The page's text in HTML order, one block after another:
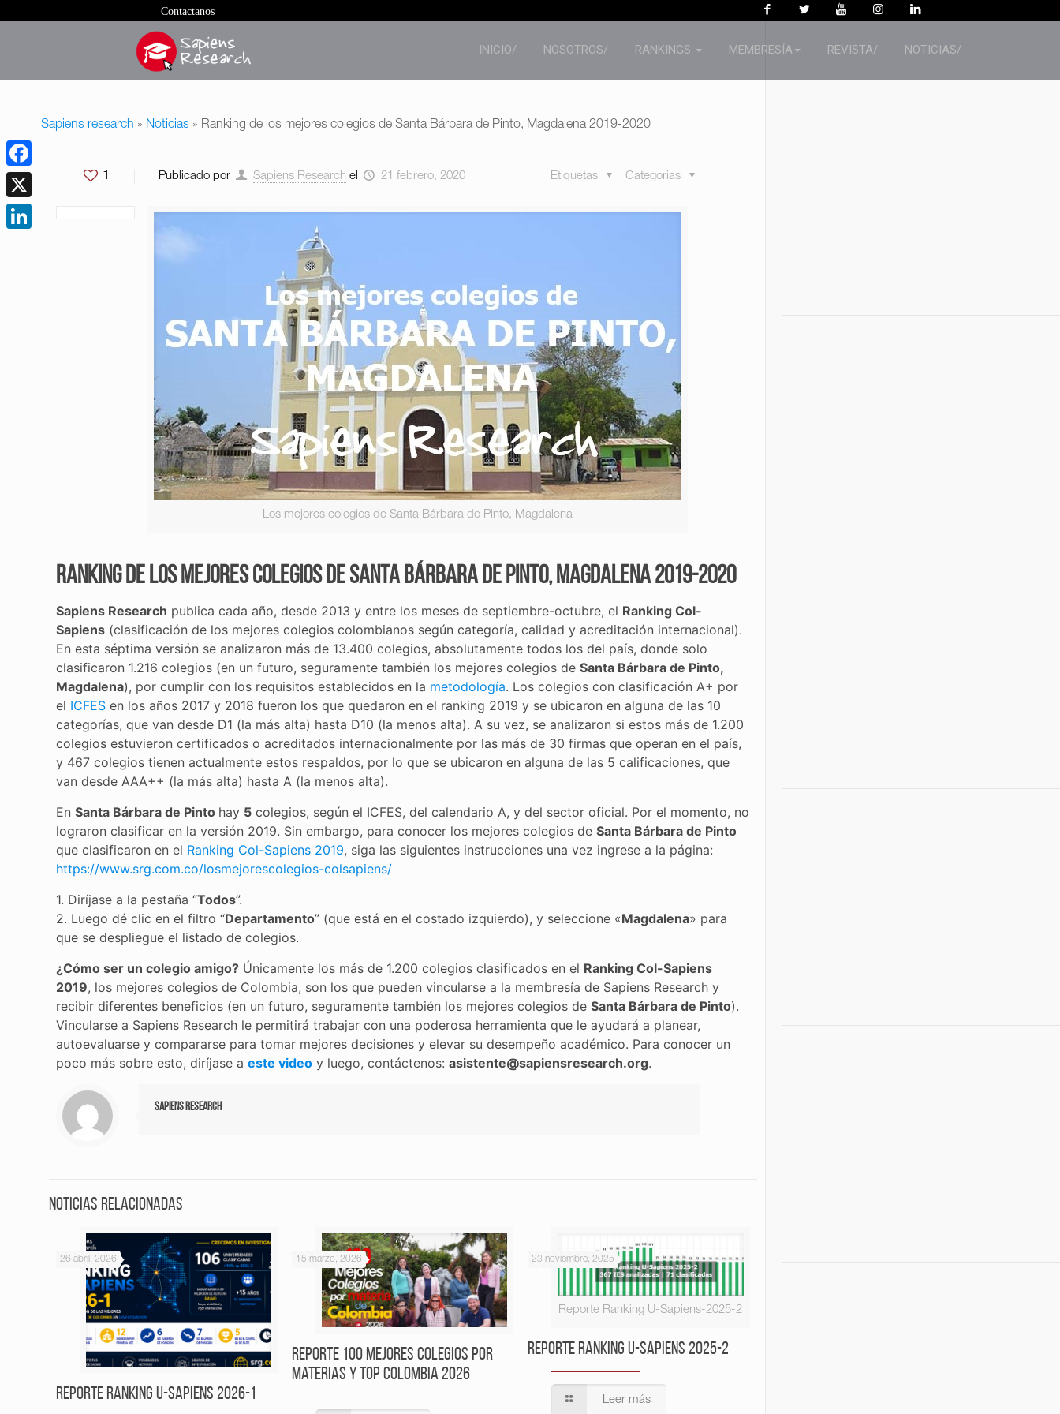
Contactanos
INICIO/ NOSOTROS/ RANKINGS MEMBRESÍA REVISTA/ NOTICIAS/
Sapiens research » Noticias » Ranking de los mejores colegios de Santa Bárbara de Pinto, Magdalena 2019-2020
1 Publicado por Sapiens Research el 21 febrero, 2020 Categorias
Etiquetas
Los mejores colegios de Santa Bárbara de Pinto, Magdalena
Ranking de los mejores colegios de Santa Bárbara de Pinto, Magdalena 2019-2020
Sapiens Research publica cada año, desde 2013 y entre los meses de septiembre-octubre, el Ranking Col-
Sapiens(clasificación de los mejores colegios colombianos según categoría, calidad y acreditación internacional).
En esta séptima versión se analizaron más de 13.400 colegios, absolutamente todos los del país, donde solo
clasificaron 1.216 colegios (en un futuro, seguramente también los mejores colegios de Santa Bárbara de Pinto,
Magdalena), por cumplir con los requisitos establecidos en la metodología. Los colegios con clasificación A+ por
el ICFESen los años 2017 y 2018 fueron los que quedaron en el ranking 2019 y se ubicaron en alguna de las 10
categorías, que van desde D1 (la más alta) hasta D10 (la menos alta). A su vez, se analizaron si estos más de 1.200
colegios estuvieron certificados o acreditados internacionalmente por las más de 30 firmas que operan en el país,
y 467 colegios tienen actualmente estos respaldos, por lo que se ubicaron en alguna de las 5 calificaciones, que
van desde AAA++ (la más alta) hasta A (la menos alta).
En Santa Bárbara de Pinto hay 5colegios, según el ICFES, del calendario A, y del sector oficial. Por el momento, no
lograron clasificar en la versión 2019. Sin embargo, para conocer los mejores colegios de Santa Bárbara de Pinto
que clasificaron en el Ranking Col-Sapiens 2019, siga las siguientes instrucciones una vez ingrese a la página:
https://www.srg.com.co/losmejorescolegios-colsapiens/
1. Diríjase a la pestaña “Todos”.
2. Luego dé clic en el filtro “Departamento” (que está en el costado izquierdo), y seleccione «Magdalena» para
que se despliegue el listado de colegios.
¿Cómo ser un colegio amigo?Únicamente los más de 1.200 colegios clasificados en el Ranking Col-Sapiens
2019, los mejores colegios de Colombia, son los que pueden vincularse a la membresía de Sapiens Research y
recibir diferentes beneficios (en un futuro, seguramente también los mejores colegios de Santa Bárbara de Pinto).
Vincularse a Sapiens Research le permitirá trabajar con una poderosa herramienta que le ayudará a planear,
autoevaluarse y compararse para tomar mejores decisiones y elevar su desempeño académico. Para conocer un
poco más sobre esto, diríjase a este videoy luego, contáctenos: asistente@sapiensresearch.org.
Sapiens Research
Noticias relacionadas
26 abril, 2026
Reporte Ranking U-Sapiens 2026-1
15 marzo, 2026
Reporte 100 Mejores Colegios por
Materias y Top Colombia 2026
Reporte Ranking U-Sapiens-2025-2
23 noviembre, 2025
Reporte Ranking U-Sapiens 2025-2
Leer más
Facebook
X